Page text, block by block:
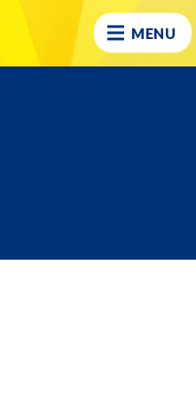
MENU